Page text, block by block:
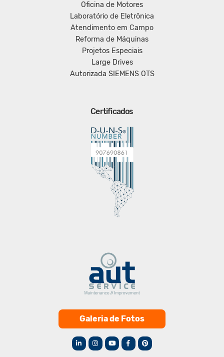
Oficina de Motores
Laboratório de Eletrônica
Atendimento em Campo
Reforma de Máquinas
Projetos Especiais
Large Drives
Autorizada SIEMENS OTS
Certificados
Galeria de Fotos